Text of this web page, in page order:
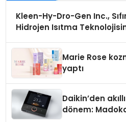
Kleen-Hy-Dro-Gen Inc.,
Hidrojen Isıtma
Marie Rose
yaptı
Daikin’den
dönem: